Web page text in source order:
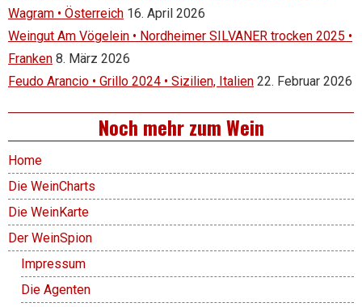
Wagram • Österreich 16. April 2026
Weingut Am Vögelein • Nordheimer SILVANER trocken 2025 •
Franken 8. März 2026
Feudo Arancio • Grillo 2024 • Sizilien, Italien 22. Februar 2026
Noch mehr zum Wein
Home
Die WeinCharts
Die WeinKarte
Der WeinSpion
Impressum
Die Agenten